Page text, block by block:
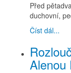
Před
duchovní,
Číst dál...
Alenou